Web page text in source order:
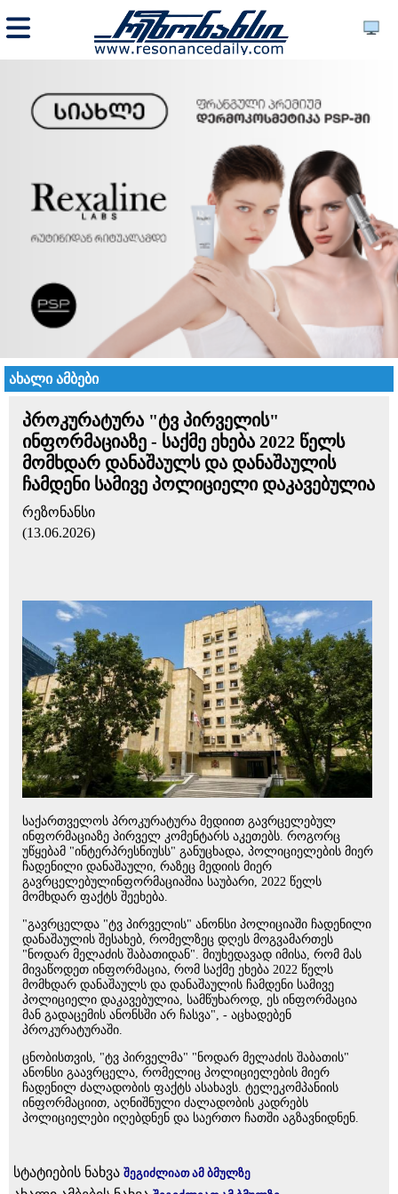
ახალი ამბები
პროკურატურა "ტვ პირველის"
ინფორმაციაზე - საქმე ეხება 2022 წელს
მომხდარ დანაშაულს და დანაშაულის
ჩამდენი სამივე პოლიციელი დაკავებულია
რეზონანსი
(13.06.2026)
საქართველოს პროკურატურა მედიით გავრცელებულ
ინფორმაციაზე პირველ კომენტარს აკეთებს. როგორც
უწყებამ "ინტერპრესნიუსს" განუცხადა, პოლიციელების მიერ
ჩადენილი დანაშაული, რაზეც მედიის მიერ
გავრცელებულინფორმაციაშია საუბარი, 2022 წელს
მომხდარ ფაქტს შეეხება.
"გავრცელდა "ტვ პირველის" ანონსი პოლიციაში ჩადენილი
დანაშაულის შესახებ, რომელზეც დღეს მოგვამართეს
"ნოდარ მელაძის შაბათიდან". მიუხედავად იმისა, რომ მას
მივაწოდეთ ინფორმაცია, რომ საქმე ეხება 2022 წელს
მომხდარ დანაშაულს და დანაშაულის ჩამდენი სამივე
პოლიციელი დაკავებულია, სამწუხაროდ, ეს ინფორმაცია
მან გადაცემის ანონსში არ ჩასვა", - აცხადებენ
პროკურატურაში.
ცნობისთვის, "ტვ პირველმა" "ნოდარ მელაძის შაბათის"
ანონსი გაავრცელა, რომელიც პოლიციელების მიერ
ჩადენილ ძალადობის ფაქტს ასახავს. ტელეკომპანიის
ინფორმაციით, აღნიშნული ძალადობის კადრებს
პოლიციელები იღებდნენ და საერთო ჩათში აგზავნიდნენ.
სტატიების ნახვა შეგიძლიათ ამ ბმულზე